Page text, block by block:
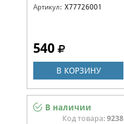
Артикул: X77726001
540
В КОРЗИНУ
В наличии
Код товара: 9238